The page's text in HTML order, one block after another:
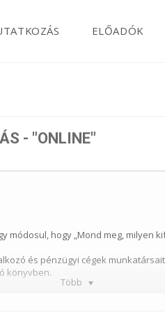
ELŐADÓK
- "ONLINE"
Több
módosul, hogy „Mond meg, milyen
és pénzügyi cégek
könyvben.